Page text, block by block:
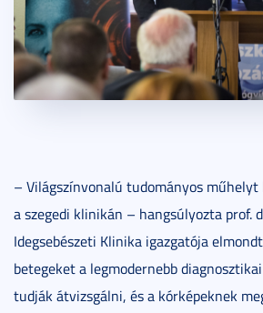
– Világszínvonalú tudományos
a szegedi klinikán – hangsúlyozta prof.
Idegsebészeti Klinika igazgatója
betegeket a legmodernebb
tudják átvizsgálni, és a kórképeknek